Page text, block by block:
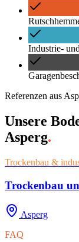
Industrie-
Referenzen aus
Unsere
Asperg.
Trockenbau &
Trockenbau
Asperg
FAQ